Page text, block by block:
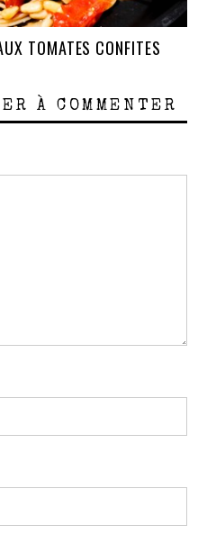
TOMATES CONFITES
À COMMENTER